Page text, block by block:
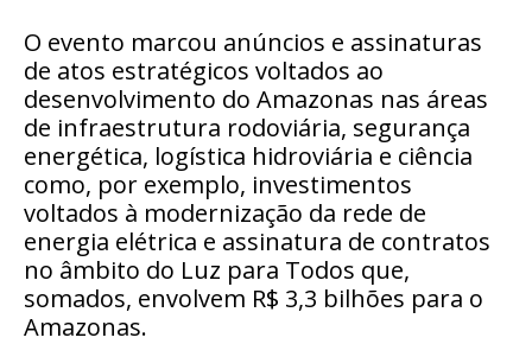
O evento marcou anúncios e assinaturas
de atos estratégicos voltados ao
desenvolvimento do Amazonas nas áreas
de infraestrutura rodoviária, segurança
energética, logística hidroviária e ciência
como, por exemplo, investimentos
voltados à modernização da rede de
energia elétrica e assinatura de contratos
no âmbito do Luz para Todos que,
somados, envolvem R$ 3,3 bilhões para o
Amazonas.